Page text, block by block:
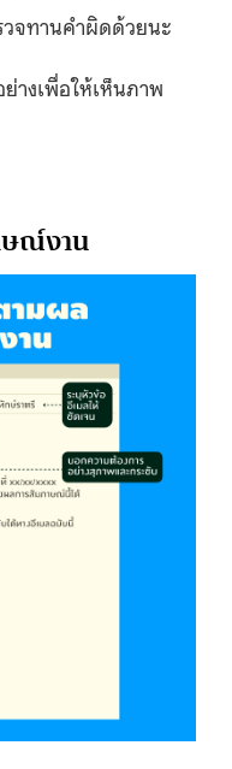
วจทานคำผิดด้วยนะ
างเพื่อให้เห็นภาพ
ณ์งาน